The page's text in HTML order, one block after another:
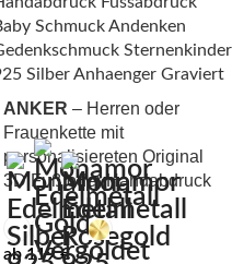
ANKER – Herren oder
Frauenkette mit
personalisiereten Original
3D Fuß oder Handabdruck
ab119€